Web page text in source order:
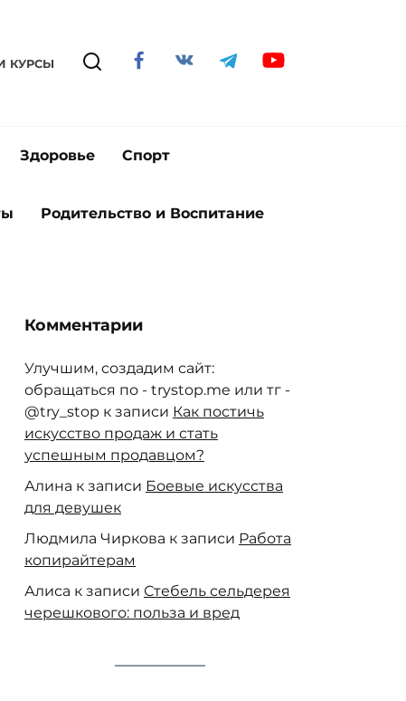
КУРСЫ
Здоровье Спорт
Родительство и Воспитание
Комментарии
Улучшим, создадим сайт:
обращаться по - trystop.me или тг -
@try_stop к записи Как постичь
искусство продаж и стать
успешным продавцом?
Алина к записи Боевые искусства
для девушек
Людмила Чиркова к записи Работа
копирайтерам
Алиса к записи Стебель сельдерея
черешкового: польза и вред